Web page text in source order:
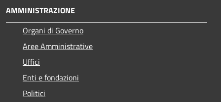
AMMINISTRAZIONE
Organi di Governo
Aree Amministrative
Uffici
Enti e fondazioni
Politici